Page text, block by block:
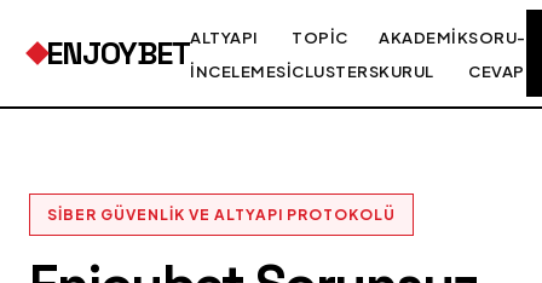
ENJOYBETALTYAPI
İNCELEMESI
TOPIC
CLUSTERS
AKADEMIK
KURUL
SORU-
CEVAP
SIBER GÜVENLIK VE ALTYAPI PROTOKOLÜ